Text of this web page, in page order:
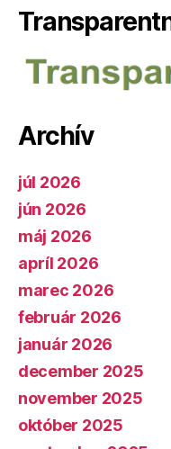
Archív
júl 2026
jún 2026
máj 2026
apríl 2026
marec 2026
február 2026
január 2026
december 2025
november 2025
október 2025